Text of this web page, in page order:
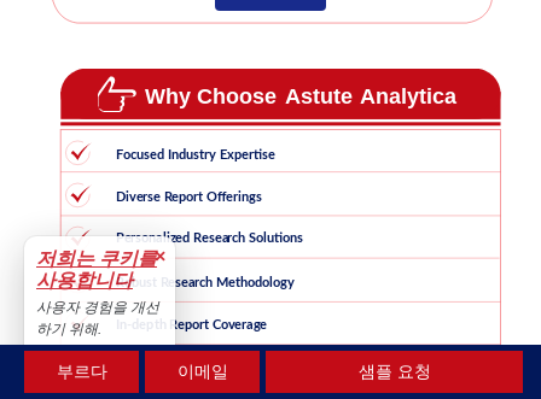
부르다 이메일 샘플 요청
저희는 쿠키를
사용합니다
×
사용자 경험을 개선
하기 위해.